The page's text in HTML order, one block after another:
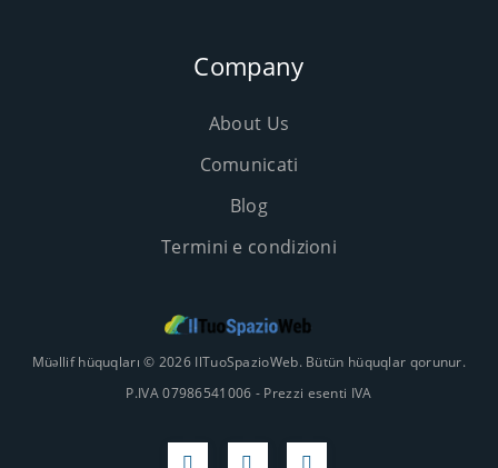
Company
About Us
Comunicati
Blog
Termini e condizioni
Müəllif hüquqları © 2026 IlTuoSpazioWeb. Bütün hüquqlar qorunur.
P.IVA 07986541006 - Prezzi esenti IVA